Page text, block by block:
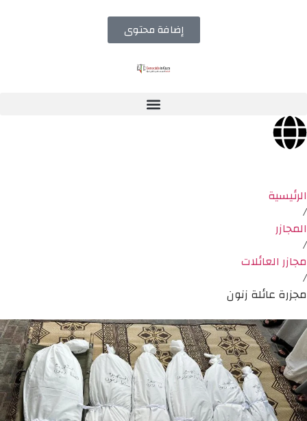
إضافة محتوى
الرئيسية
/
المجازر
/
مجازر العائلات
/
مجزرة عائلة زنون